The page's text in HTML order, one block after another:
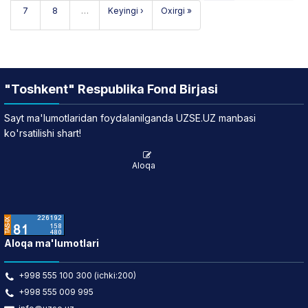
7 8 … Keyingi › Oxirgi »
"Toshkent" Respublika Fond Birjasi
Sayt ma'lumotlaridan foydalanilganda UZSE.UZ manbasi
ko'rsatilishi shart!
Aloqa
Aloqa ma'lumotlari
+998 555 100 300 (ichki:200)
+998 555 009 995